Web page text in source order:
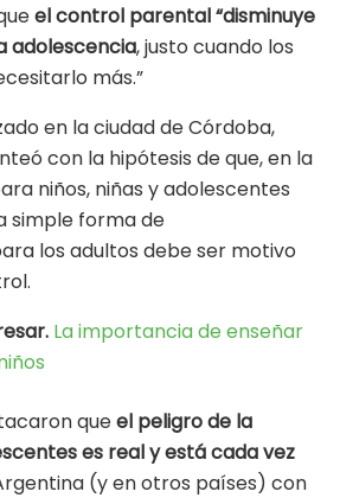
el control parental “disminuye
adolescencia, justo cuando los
más.”
en la ciudad de Córdoba,
con la hipótesis de que, en la
niños, niñas y adolescentes
simple forma de
los adultos debe ser motivo
La importancia de enseñar
queel peligro de la
es real y está cada vez
(y en otros países) con